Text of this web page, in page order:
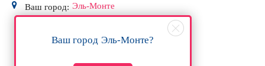
Ваш город: Эль-Монте
Ваш город Эль-Монте?
0Р